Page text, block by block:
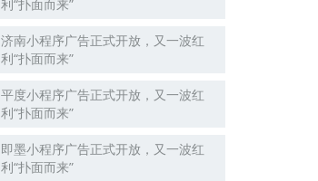
利“扑面而来”
济南小程序广告正式开放，又一波红
利“扑面而来”
平度小程序广告正式开放，又一波红
利“扑面而来”
即墨小程序广告正式开放，又一波红
利“扑面而来”